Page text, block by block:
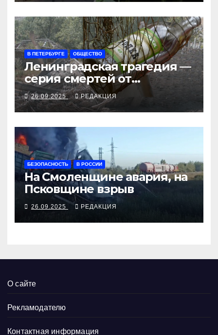
В ПЕТЕРБУРГЕ ОБЩЕСТВО
Ленинградская трагедия —
серия смертей от
алкосуррогата
26.09.2025 РЕДАКЦИЯ
БЕЗОПАСНОСТЬ В РОССИИ
На Смоленщине авария, на
Псковщине взрыв
26.09.2025 РЕДАКЦИЯ
О сайте
Рекламодателю
Контактная информация